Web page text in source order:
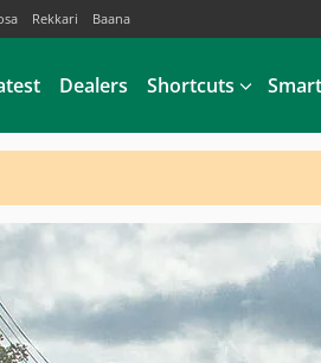
Rekkari Baana
Dealers Shortcuts